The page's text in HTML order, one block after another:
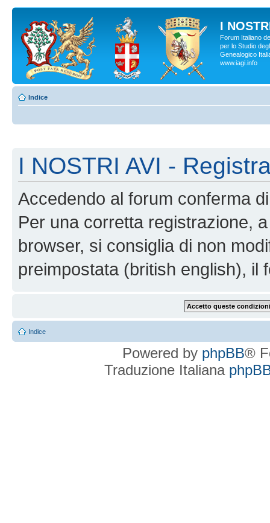
I
Forum Italiano
per lo Studio
Genealogico
www.iagi.info
Indice
I NOSTRI AVI -
Accedendo al forum conferma
Per una corretta registrazione,
browser, si consiglia di non
preimpostata (british english), il
Indice
Powered by phpBB®
Traduzione Italiana